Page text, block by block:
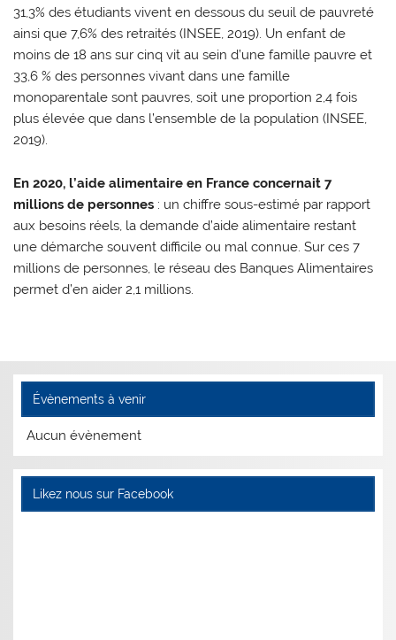
31,3% des étudiants vivent en dessous du seuil de pauvreté
ainsi que 7,6% des retraités (INSEE, 2019). Un enfant de
moins de 18 ans sur cinq vit au sein d’une famille pauvre et
33,6 % des personnes vivant dans une famille
monoparentale sont pauvres, soit une proportion 2,4 fois
plus élevée que dans l’ensemble de la population (INSEE,
2019).
En 2020, l’aide alimentaire en France concernait 7
millions de personnes : un chiffre sous-estimé par rapport
aux besoins réels, la demande d’aide alimentaire restant
une démarche souvent difficile ou mal connue. Sur ces 7
millions de personnes, le réseau des Banques Alimentaires
permet d’en aider 2,1 millions.
Évènements à venir
Aucun évènement
Likez nous sur Facebook